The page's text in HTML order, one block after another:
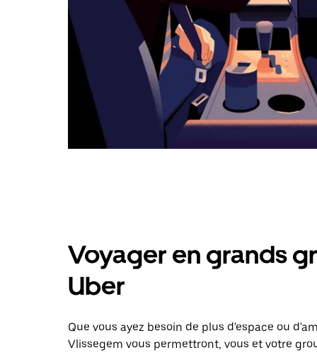
Voyager en grands
Uber
Que vous ayez besoin de plus d'espace ou
Vlissegem vous permettront, vous et votre